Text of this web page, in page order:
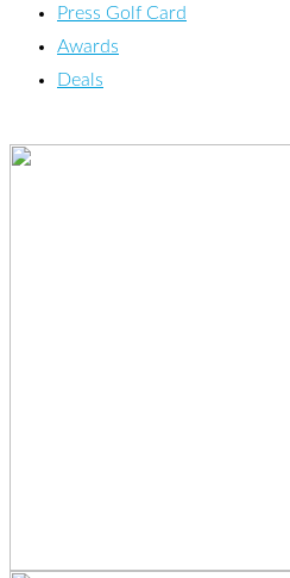
Press Golf Card
Awards
Deals